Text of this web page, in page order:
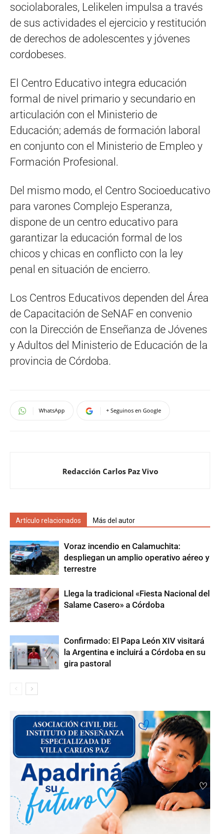
sociolaborales, Lelikelen impulsa a través
de sus actividades el ejercicio y restitución
de derechos de adolescentes y jóvenes
cordobeses.
El Centro Educativo integra educación
formal de nivel primario y secundario en
articulación con el Ministerio de
Educación; además de formación laboral
en conjunto con el Ministerio de Empleo y
Formación Profesional.
Del mismo modo, el Centro Socioeducativo
para varones Complejo Esperanza,
dispone de un centro educativo para
garantizar la educación formal de los
chicos y chicas en conflicto con la ley
penal en situación de encierro.
Los Centros Educativos dependen del Área
de Capacitación de SeNAF en convenio
con la Dirección de Enseñanza de Jóvenes
y Adultos del Ministerio de Educación de la
provincia de Córdoba.
WhatsApp + Seguinos en Google
Redacción Carlos Paz Vivo
Artículo relacionados Más del autor
Voraz incendio en Calamuchita:
despliegan un amplio operativo aéreo y
terrestre
Llega la tradicional «Fiesta Nacional del
Salame Casero» a Córdoba
Confirmado: El Papa León XIV visitará
la Argentina e incluirá a Córdoba en su
gira pastoral